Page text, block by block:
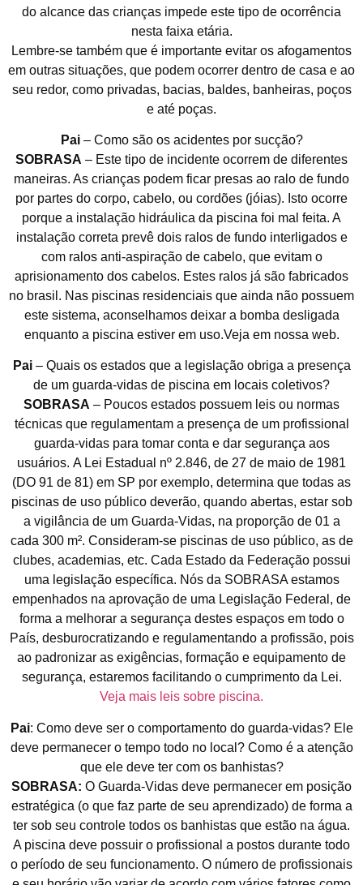
do alcance das crianças impede este tipo de ocorrência
nesta faixa etária.
Lembre-se também que é importante evitar os afogamentos
em outras situações, que podem ocorrer dentro de casa e ao
seu redor, como privadas, bacias, baldes, banheiras, poços
e até poças.
Pai– Como são os acidentes por sucção?
SOBRASA – Este tipo de incidente ocorrem de diferentes
maneiras. As crianças podem ficar presas ao ralo de fundo
por partes do corpo, cabelo, ou cordões (jóias). Isto ocorre
porque a instalação hidráulica da piscina foi mal feita. A
instalação correta prevê dois ralos de fundo interligados e
com ralos anti-aspiração de cabelo, que evitam o
aprisionamento dos cabelos. Estes ralos já são fabricados
no brasil. Nas piscinas residenciais que ainda não possuem
este sistema, aconselhamos deixar a bomba desligada
enquanto a piscina estiver em uso.Veja em nossa web.
Pai– Quais os estados que a legislação obriga a presença
de um guarda-vidas de piscina em locais coletivos?
SOBRASA – Poucos estados possuem leis ou normas
técnicas que regulamentam a presença de um profissional
guarda-vidas para tomar conta e dar segurança aos
usuários. A Lei Estadual nº 2.846, de 27 de maio de 1981
(DO 91 de 81) em SP por exemplo, determina que todas as
piscinas de uso público deverão, quando abertas, estar sob
a vigilância de um Guarda-Vidas, na proporção de 01 a
cada 300 m². Consideram-se piscinas de uso público, as de
clubes, academias, etc. Cada Estado da Federação possui
uma legislação específica. Nós da SOBRASA estamos
empenhados na aprovação de uma Legislação Federal, de
forma a melhorar a segurança destes espaços em todo o
País, desburocratizando e regulamentando a profissão, pois
ao padronizar as exigências, formação e equipamento de
segurança, estaremos facilitando o cumprimento da Lei.
Veja mais leis sobre piscina.
Pai: Como deve ser o comportamento do guarda-vidas? Ele
deve permanecer o tempo todo no local? Como é a atenção
que ele deve ter com os banhistas?
SOBRASA: O Guarda-Vidas deve permanecer em posição
estratégica (o que faz parte de seu aprendizado) de forma a
ter sob seu controle todos os banhistas que estão na água.
A piscina deve possuir o profissional a postos durante todo
o período de seu funcionamento. O número de profissionais